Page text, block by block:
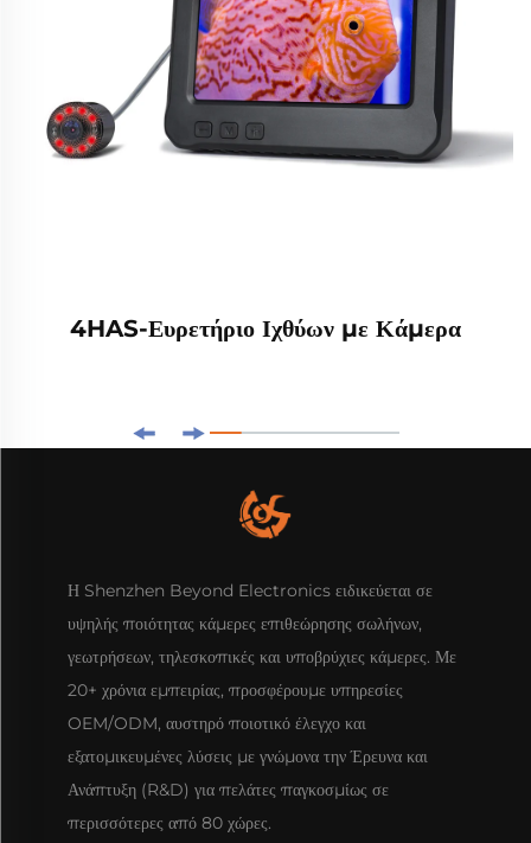
4HAS-Ευρετήριο Ιχθύων με Κάμερα
Η Shenzhen Beyond Electronics ειδικεύεται σε
υψηλής ποιότητας κάμερες επιθεώρησης σωλήνων,
γεωτρήσεων, τηλεσκοπικές και υποβρύχιες κάμερες. Με
20+ χρόνια εμπειρίας, προσφέρουμε υπηρεσίες
OEM/ODM, αυστηρό ποιοτικό έλεγχο και
εξατομικευμένες λύσεις με γνώμονα την Έρευνα και
Ανάπτυξη (R&D) για πελάτες παγκοσμίως σε
περισσότερες από 80 χώρες.